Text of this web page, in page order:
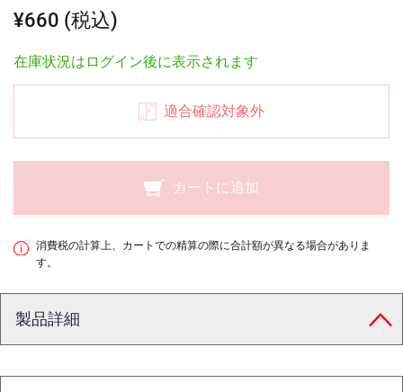
¥660 (税込)
在庫状況はログイン後に表示されます
適合確認対象外
カートに追加
消費税の計算上、カートでの精算の際に合計額が異なる場合がありま
す。
製品詳細